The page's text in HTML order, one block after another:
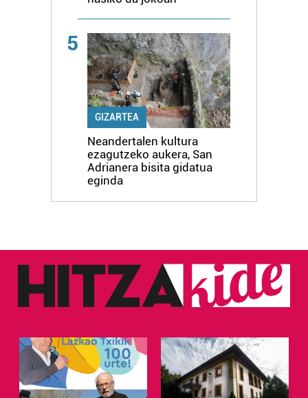
5
GIZARTEA
Neandertalen kultura
ezagutzeko aukera, San
Adrianera bisita gidatua
eginda